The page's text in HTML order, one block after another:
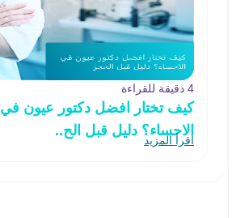
4 دقيقة للقراءة
كيف تختار افضل دكتور عيون في
الاحساء؟ دليل قبل الح..
اقرأ المزيد